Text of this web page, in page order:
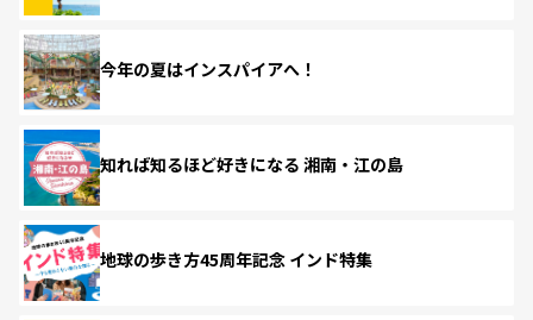
今年の夏はインスパイアへ！
知れば知るほど好きになる 湘南・江の島
地球の歩き方45周年記念 インド特集